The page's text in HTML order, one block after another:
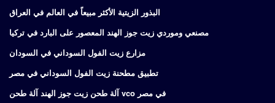
البذور الزيتية الأكثر مبيعاً في العالم في العراق
مصنعي وموردي زيت جوز الهند المعصور على البارد في تركيا
مزارع زيت الفول السوداني في السودان
تطبيق مطحنة زيت الفول السوداني في مصر
آلة طحن زيت جوز الهند آلة طحن vco في مصر